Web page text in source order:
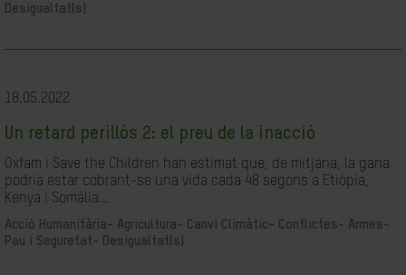
Desigualtat(s)
18.05.2022
Un retard perillós 2: el preu de la inacció
Oxfam i Save the Children han estimat que, de mitjana, la gana
podria estar cobrant-se una vida cada 48 segons a Etiòpia,
Kenya i Somàlia...
Acció Humanitària- Agricultura- Canvi Climàtic-
Conflictes- Armes-
Pau i Seguretat-
Desigualtat(s)